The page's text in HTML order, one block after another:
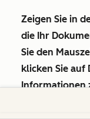
Zeigen Sie in
die Ihr
Sie den
klicken Sie auf
Informationen
Dokument